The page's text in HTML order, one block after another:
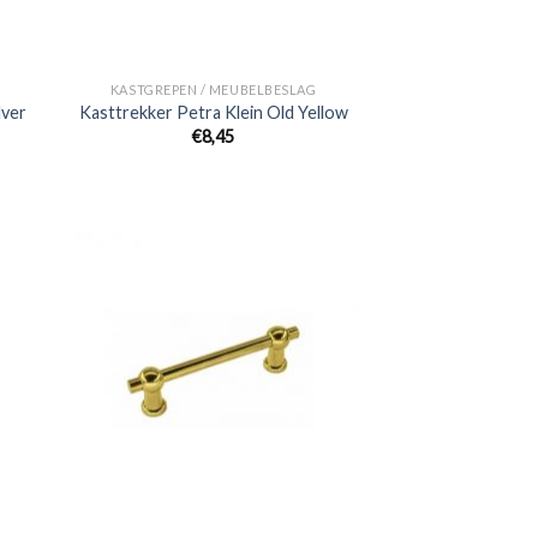
KASTGREPEN / MEUBELBESLAG
Kasttrekker Petra Klein Old Yellow
€8,45